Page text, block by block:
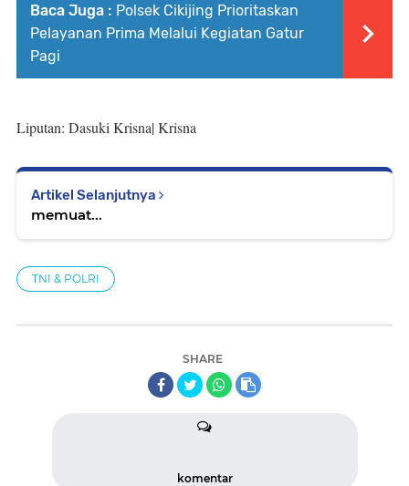
Baca Juga : Polsek Cikijing Prioritaskan
Pelayanan Prima Melalui Kegiatan Gatur
Pagi
Liputan: Dasuki Krisna| Krisna
Artikel Selanjutnya
memuat...
TNI & POLRI
SHARE
komentar